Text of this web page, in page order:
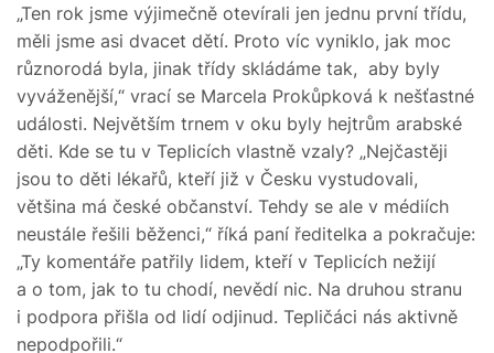
„Ten rok jsme výjimečně otevírali jen jednu první třídu,
měli jsme asi dvacet dětí. Proto víc vyniklo, jak moc
různorodá byla, jinak třídy skládáme tak, aby byly
vyváženější,“ vrací se Marcela Prokůpková k nešťastné
události. Největším trnem v oku byly hejtrům arabské
děti. Kde se tu v Teplicích vlastně vzaly? „Nejčastěji
jsou to děti lékařů, kteří již v Česku vystudovali,
většina má české občanství. Tehdy se ale v médiích
neustále řešili běženci,“ říká paní ředitelka a pokračuje:
„Ty komentáře patřily lidem, kteří v Teplicích nežijí
a o tom, jak to tu chodí, nevědí nic. Na druhou stranu
i podpora přišla od lidí odjinud. Tepličáci nás aktivně
nepodpořili.“